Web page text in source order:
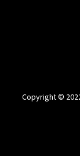
Copyright ©